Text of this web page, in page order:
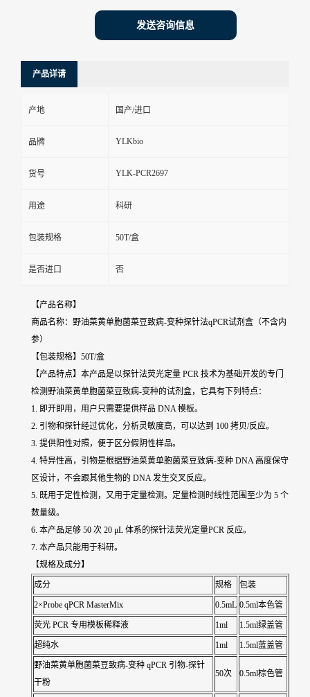
发送咨询信息
产品详请
产地 国产/进口
品牌 YLKbio
货号 YLK-PCR2697
用途 科研
包装规格 50T/盒
是否进口 否
【产品名称】
商品名称：野油菜黄单胞菌菜豆致病-变种探针法qPCR试剂盒（不含内
参）
【包装规格】50T/盒
【产品特点】本产品是以探针法荧光定量 PCR 技术为基础开发的专门
检测野油菜黄单胞菌菜豆致病-变种的试剂盒，它具有下列特点：
1. 即开即用，用户只需要提供样品 DNA 模板。
2. 引物和探针经过优化，分析灵敏度高，可以达到 100 拷贝/反应。
3. 提供阳性对照，便于区分假阴性样品。
4. 特异性高，引物是根据野油菜黄单胞菌菜豆致病-变种 DNA 高度保守
区设计，不会跟其他生物的 DNA 发生交叉反应。
5. 既用于定性检测，又用于定量检测。定量检测时线性范围至少为 5 个
数量级。
6. 本产品足够 50 次 20 μL 体系的探针法荧光定量PCR 反应。
7. 本产品只能用于科研。
【规格及成分】
成分 规格 包装
2×Probe qPCR MasterMix 0.5mL 0.5ml本色管
荧光 PCR 专用模板稀释液 1ml 1.5ml绿盖管
超纯水 1ml 1.5ml蓝盖管
野油菜黄单胞菌菜豆致病-变种 qPCR 引物-探针
干粉
50次 0.5ml棕色管